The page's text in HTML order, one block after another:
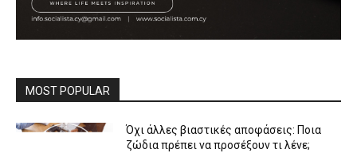
MOST POPULAR
Όχι άλλες βιαστικές αποφάσεις: Ποια
ζώδια πρέπει να προσέξουν τι λένε;